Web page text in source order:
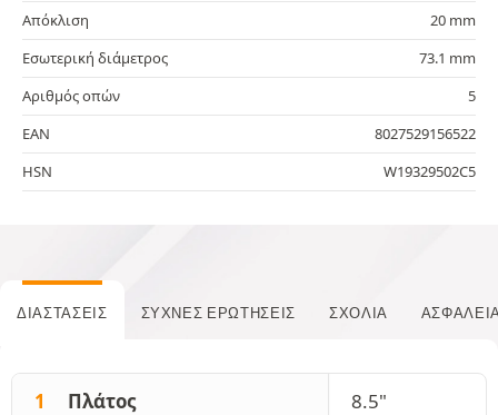
Απόκλιση
20 mm
Εσωτερική διάμετρος
73.1 mm
Αριθμός οπών
5
EAN
8027529156522
HSN
W19329502C5
ΔΙΑΣΤΆΣΕΙΣ ΣΥΧΝΈΣ ΕΡΩΤΉΣΕΙΣ ΣΧΌΛΙΑ
1 Πλάτος 8.5"